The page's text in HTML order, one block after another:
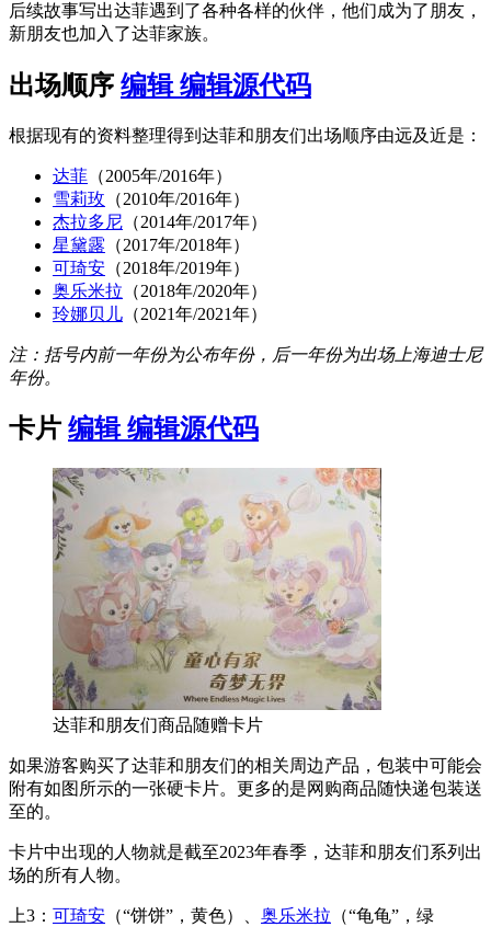
后续故事写出达菲遇到了各种各样的伙伴，他们成为了朋友，
新朋友也加入了达菲家族。
出场顺序 编辑 编辑源代码
根据现有的资料整理得到达菲和朋友们出场顺序由远及近是：
达菲 （2005年/2016年）
雪莉玫 （2010年/2016年）
杰拉多尼 （2014年/2017年）
星黛露 （2017年/2018年）
可琦安 （2018年/2019年）
奥乐米拉 （2018年/2020年）
玲娜贝儿 （2021年/2021年）
注：括号内前一年份为公布年份，后一年份为出场上海迪士尼
年份。
卡片 编辑 编辑源代码
达菲和朋友们商品随赠卡片
如果游客购买了达菲和朋友们的相关周边产品，包装中可能会
附有如图所示的一张硬卡片。更多的是网购商品随快递包装送
至的。
卡片中出现的人物就是截至2023年春季，达菲和朋友们系列出
场的所有人物。
上3： 可琦安 （“饼饼”，黄色）、 奥乐米拉 （“龟龟”，绿